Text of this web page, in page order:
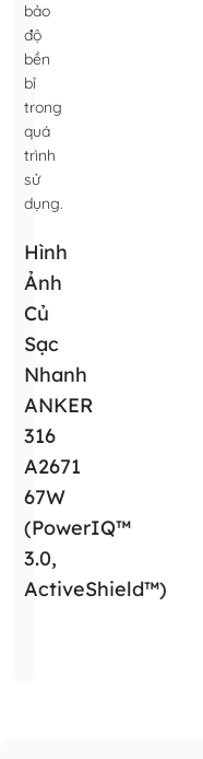
bảo
độ
bền
bỉ
trong
quá
trình
sử
dụng.
Hình
Ảnh
Củ
Sạc
Nhanh
ANKER
316
A2671
67W
(PowerIQ™
3.0,
ActiveShield™)